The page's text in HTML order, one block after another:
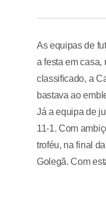
As equipas de
a festa em casa,
classificado, a
bastava ao
Já a equipa de
11-1. Com
troféu, na final
Golegã. Com